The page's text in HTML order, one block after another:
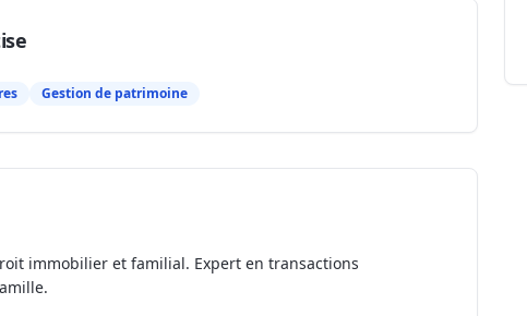
Gestion de patrimoine
immobilier et familial. Expert en transactions